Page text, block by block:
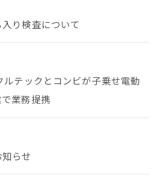
り検査について
ルテックとコンビが子乗せ電動
業務提携
らせ